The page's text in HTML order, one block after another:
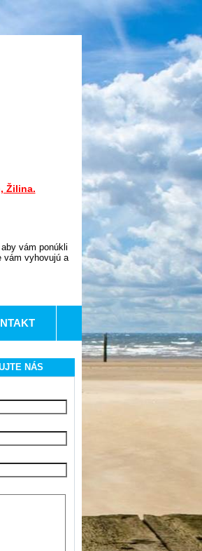
Žilina.
vám ponúkli
vám vyhovujú a
NÁS